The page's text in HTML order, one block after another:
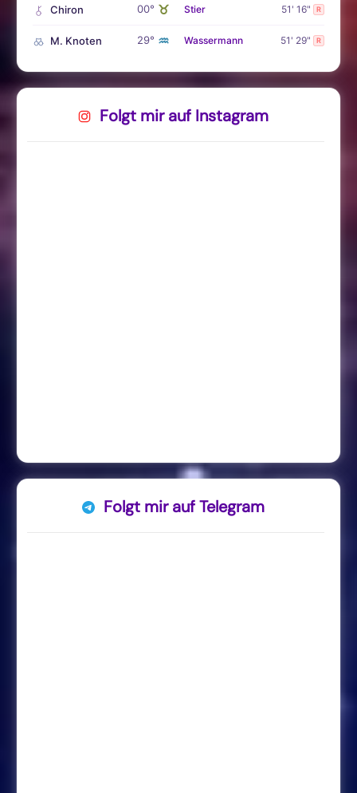
Chiron 00° ♉ Stier 51' 16" R
M. Knoten 29° ♒ Wassermann 51' 29" R
Folgt mir auf Instagram
Folgt mir auf Telegram